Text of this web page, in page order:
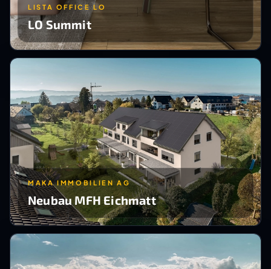
LISTA OFFICE LO
LO Summit
MAKA IMMOBILIEN AG
Neubau MFH Eichmatt